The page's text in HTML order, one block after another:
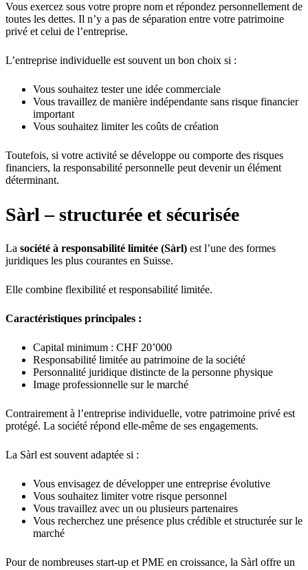
Vous exercez sous votre propre nom et répondez personnellement de
toutes les dettes. Il n’y a pas de séparation entre votre patrimoine
privé et celui de l’entreprise.
L’entreprise individuelle est souvent un bon choix si :
Vous souhaitez tester une idée commerciale
Vous travaillez de manière indépendante sans risque financier
important
Vous souhaitez limiter les coûts de création
Toutefois, si votre activité se développe ou comporte des risques
financiers, la responsabilité personnelle peut devenir un élément
déterminant.
Sàrl – structurée et sécurisée
La société à responsabilité limitée (Sàrl) est l’une des formes
juridiques les plus courantes en Suisse.
Elle combine flexibilité et responsabilité limitée.
Caractéristiques principales :
Capital minimum : CHF 20’000
Responsabilité limitée au patrimoine de la société
Personnalité juridique distincte de la personne physique
Image professionnelle sur le marché
Contrairement à l’entreprise individuelle, votre patrimoine privé est
protégé. La société répond elle-même de ses engagements.
La Sàrl est souvent adaptée si :
Vous envisagez de développer une entreprise évolutive
Vous souhaitez limiter votre risque personnel
Vous travaillez avec un ou plusieurs partenaires
Vous recherchez une présence plus crédible et structurée sur le
marché
Pour de nombreuses start-up et PME en croissance, la Sàrl offre un